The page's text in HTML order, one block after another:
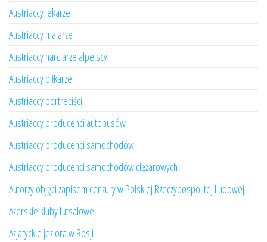
Austriaccy lekarze
Austriaccy malarze
Austriaccy narciarze alpejscy
Austriaccy piłkarze
Austriaccy portreciści
Austriaccy producenci autobusów
Austriaccy producenci samochodów
Austriaccy producenci samochodów ciężarowych
Autorzy objęci zapisem cenzury w Polskiej Rzeczypospolitej Ludowej
Azerskie kluby futsalowe
Azjatyckie jeziora w Rosji